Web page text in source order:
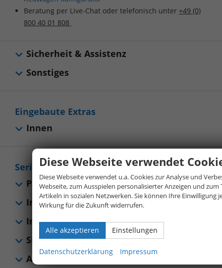
Beratung per Live-Chat oder telefonisch unter +49 (0)
800 40 01 808
Sicherheit & Assistenz
Sonstiges
Serienausstattungen
Pakete
Innen
Infotainment & Kommunikation
Sicherheit & Assistenz
Außen
Eingebaute Extras
Innen
Diese Webseite verwendet
Diese Webseite verwendet u.a. Cookies zur Analyse und
Webseite, zum Ausspielen personalisierter Anzeigen und zum
Artikeln in sozialen Netzwerken. Sie können Ihre Einwilligung
Wirkung für die Zukunft widerrufen.
Alle akzeptieren Einstellungen
Datenschutzerklärung Impressum